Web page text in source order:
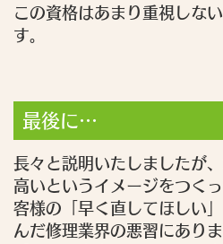
この資格はあまり重視しな
す。
最後に…
長々と説明いたしましたが
高いというイメージをつく
客様の「早く直してほしい
んだ修理業界の悪習にありま